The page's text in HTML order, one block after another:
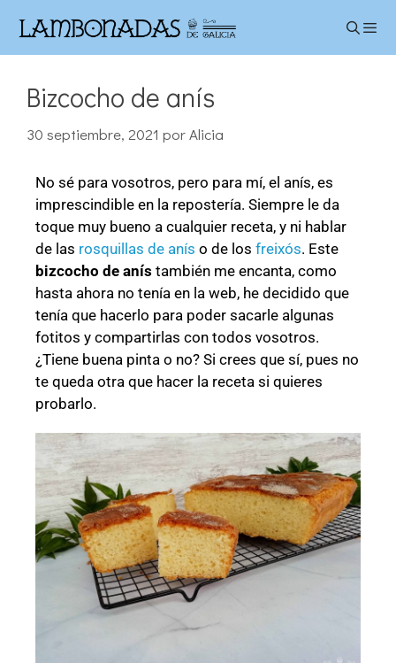
Bizcocho de anís
30 septiembre, 2021 porAlicia
No sé para vosotros, pero para mí, el anís, es
imprescindible en la repostería. Siempre le da
toque muy bueno a cualquier receta, y ni hablar
de las rosquillas de anís o de los freixós. Este
bizcocho de anís también me encanta, como
hasta ahora no tenía en la web, he decidido que
tenía que hacerlo para poder sacarle algunas
fotitos y compartirlas con todos vosotros.
¿Tiene buena pinta o no? Si crees que sí, pues no
te queda otra que hacer la receta si quieres
probarlo.